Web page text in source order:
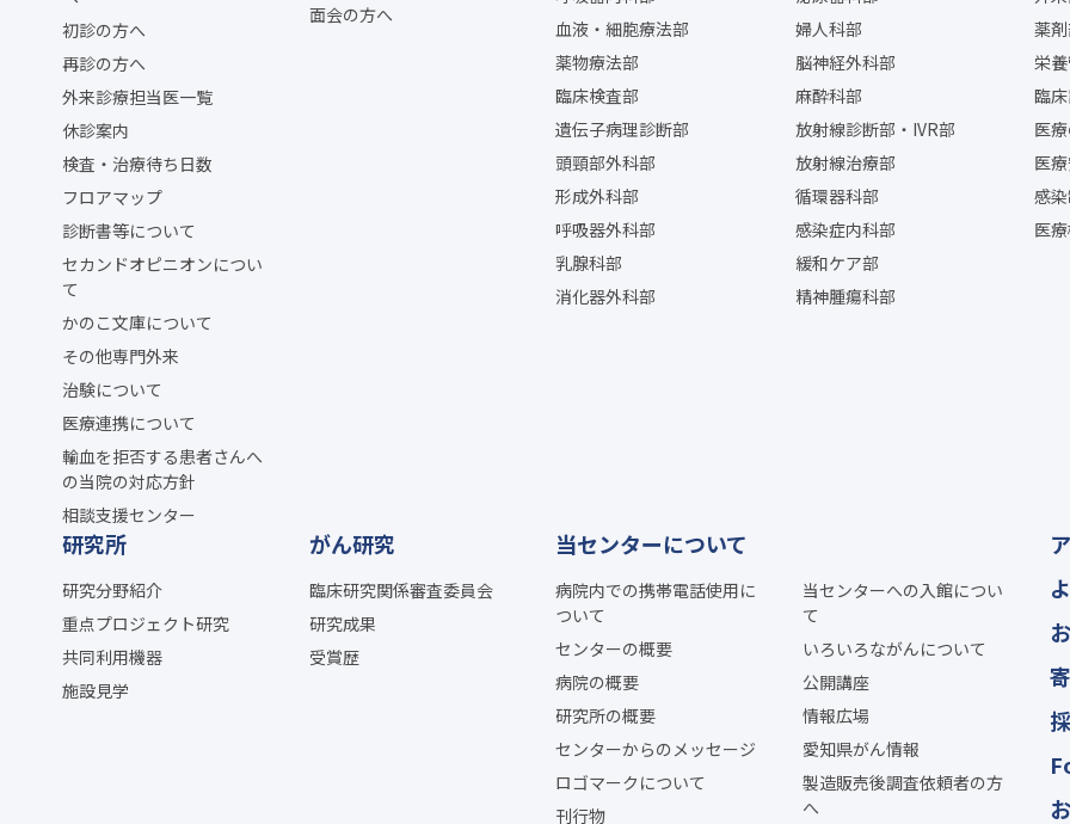
初診の方へ
再診の方へ
外来診療担当医一覧
休診案内
検査・治療待ち日数
フロアマップ
診断書等について
セカンドオピニオンについ
て
かのこ文庫について
その他専門外来
治験について
医療連携について
輸血を拒否する患者さんへ
の当院の対応方針
相談支援センター
面会の方へ
血液・細胞療法部
薬物療法部
臨床検査部
遺伝子病理診断部
頭頸部外科部
形成外科部
呼吸器外科部
乳腺科部
消化器外科部
婦人科部
脳神経外科部
麻酔科部
放射線診断部・IVR部
放射線治療部
循環器科部
感染症内科部
緩和ケア部
精神腫瘍科部
薬
栄
臨
医
医
感
医
研究所
研究分野紹介
重点プロジェクト研究
共同利用機器
施設見学
がん研究
臨床研究関係審査委員会
研究成果
受賞歴
当センターについて
病院内での携帯電話使用に
ついて
センターの概要
病院の概要
研究所の概要
センターからのメッセージ
ロゴマークについて
刊行物
当センターへの入館につい
て
いろいろながんについて
公開講座
情報広場
愛知県がん情報
製造販売後調査依頼者の方
へ